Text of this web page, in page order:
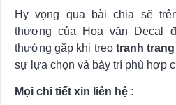
Hy vọng qua bài chia sẽ
thương của Hoa văn Decal
thường gặp khi treo tranh
sự lựa chọn và bày trí phù hợp
Mọi chi tiết xin liên hệ :